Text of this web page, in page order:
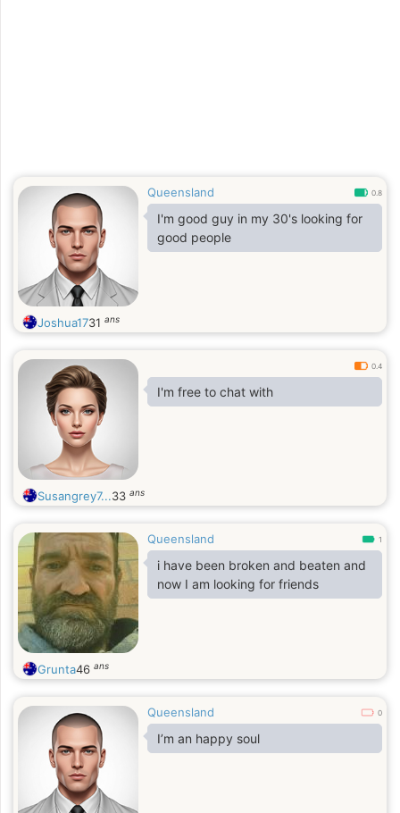
Queensland 0.8
I'm good guy in my 30's looking for
good people
Joshua1731 ans
0.4
I'm free to chat with
Susangrey7...33 ans
Queensland 1
i have been broken and beaten and
now I am looking for friends
Grunta46 ans
Queensland 0
I’m an happy soul